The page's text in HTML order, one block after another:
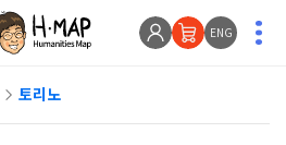
ENG
토리노